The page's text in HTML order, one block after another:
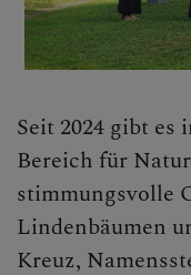
Seit 2024 gibt
Bereich für
stimmungsvolle
Lindenbäumen
Kreuz,